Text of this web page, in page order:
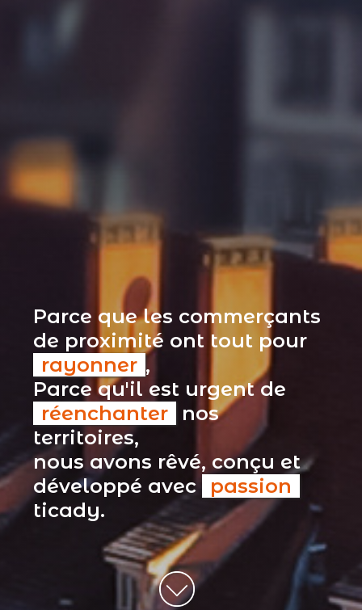
Parce que les commerçants
de proximité ont tout pour
rayonner ,
Parce qu'il est urgent de
réenchanter
nos
territoires,
nous avons rêvé, conçu et
développé avec passion
ticady.